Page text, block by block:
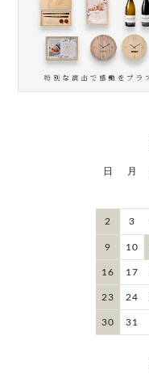
日 月
2 3
9 10
16 17
23 24
30 31